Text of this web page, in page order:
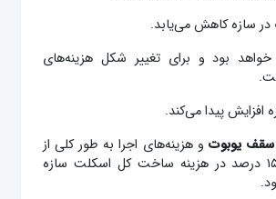
در سازه کاهش می‌یابد.
خواهد بود و برای تغییر شکل هزینه‌های
افزایش پیدا می‌کند.
سقف یوبوت و هزینه‌های اجرا به طور کلی از
نظر اقتصادی تا ۱۵ درصد در هزینه ساخت کل اسکلت سازه